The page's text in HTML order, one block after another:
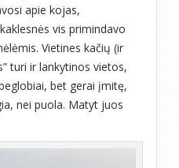
apie kojas,
vis primindavo
Vietines kačių (ir
turi ir lankytinos vietos,
bet gerai įmitę,
nei puola. Matyt juos